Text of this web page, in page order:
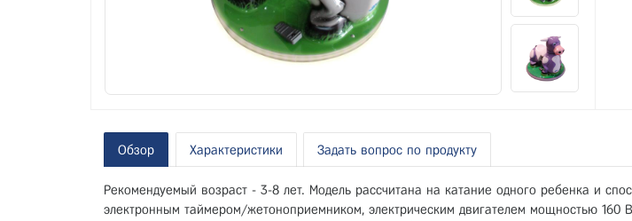
Обзор Характеристики Задать вопрос по продукту
Рекомендуемый возраст - 3-8 лет. Модель рассчитана на катание одного ребенка и
электронным таймером/жетоноприемником, электрическим двигателем мощностью 160